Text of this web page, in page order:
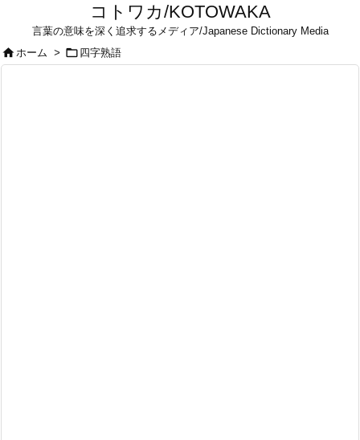
コトワカ/KOTOWAKA
言葉の意味を深く追求するメディア/Japanese Dictionary Media
ホーム >  四字熟語